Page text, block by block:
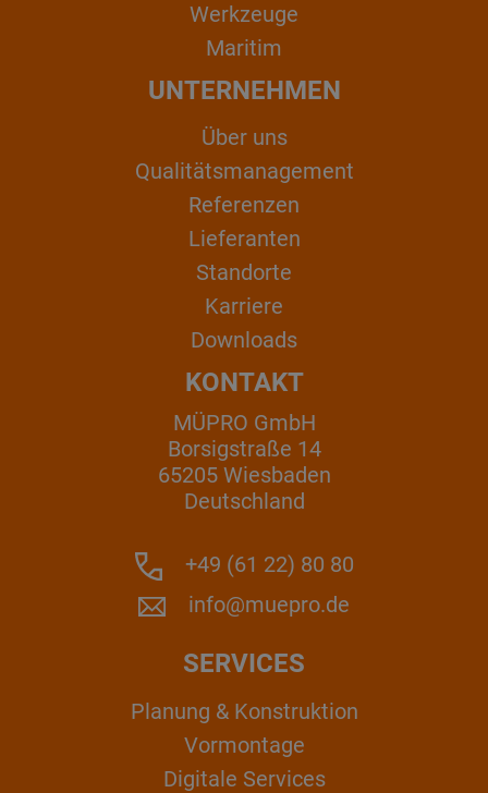
Werkzeuge
Maritim
UNTERNEHMEN
Über uns
Qualitätsmanagement
Referenzen
Lieferanten
Standorte
Karriere
Downloads
KONTAKT
MÜPRO GmbH
Borsigstraße 14
65205 Wiesbaden
Deutschland
+49 (61 22) 80 80
info@muepro.de
SERVICES
Planung & Konstruktion
Vormontage
Digitale Services